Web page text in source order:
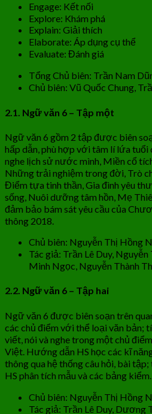
Engage: Kết nối
Explore: Khám phá
Explain: Giải thích
Elaborate: Áp dụng cụ thể
Evaluate: Đánh giá
Tổng Chủ biên: Trần Nam
Chủ biên: Vũ Quốc Chung,
2.1. Ngữ văn 6 – Tập một
Ngữ văn 6 gồm 2 tập được biên
hấp dẫn, phù hợp với tâm lí lứa tuổi
nghe lịch sử nước mình, Miền cổ
Những trải nghiệm trong đời, Trò
Điểm tựa tinh thần, Gia đình yêu
sống, Nuôi dưỡng tâm hồn, Mẹ
đảm bảo bám sát yêu cầu của
thông 2018.
Chủ biên: Nguyễn Thị Hồng
Tác giả: Trần Lê Duy,
Minh Ngọc, Nguyễn Thành
2.2. Ngữ văn 6 – Tập hai
Ngữ văn 6 được biên soạn trên
các chủ điểm với thể loại văn bản;
viết, nói và nghe trong một chủ
Việt. Hướng dẫn HS học các kĩ
thông qua hệ thống câu hỏi, bài
HS phân tích mẫu và các bảng kiểm.
Chủ biên: Nguyễn Thị Hồng
Tác giả: Trần Lê Duy, Dương